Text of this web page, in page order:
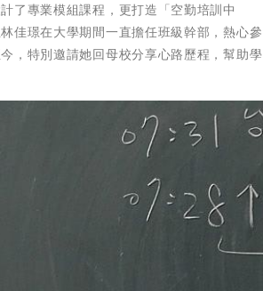
了專業模組課程，更打造「空勤培訓中
佳璟在大學期間一直擔任班級幹部，熱心參
，特別邀請她回母校分享心路歷程，幫助學